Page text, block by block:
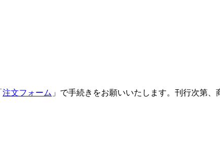
注文フォーム 」で手続きをお願いいたします。刊行次第、